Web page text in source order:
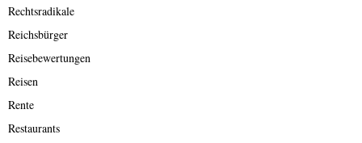
Rechtsradikale
Reichsbürger
Reisebewertungen
Reisen
Rente
Restaurants